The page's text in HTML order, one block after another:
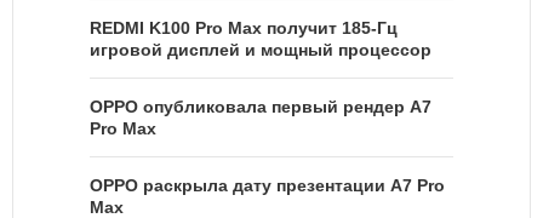
REDMI K100 Pro Max получит 185-Гц
игровой дисплей и мощный процессор
OPPO опубликовала первый рендер A7
Pro Max
OPPO раскрыла дату презентации A7 Pro
Max